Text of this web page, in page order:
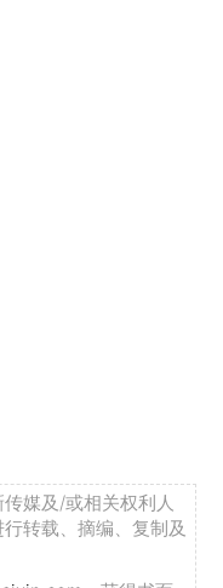
媒及/或相关权利人
转载、摘编、复制及